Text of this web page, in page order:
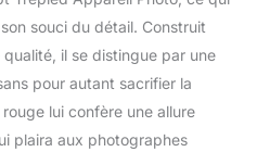
standard.
Colonne Transversale
】La colonne
pivoter à 360 °
aux
souci du détail. Construit
il se distingue par une
pour autant sacrifier la
lui confère une allure
plaira aux photographes